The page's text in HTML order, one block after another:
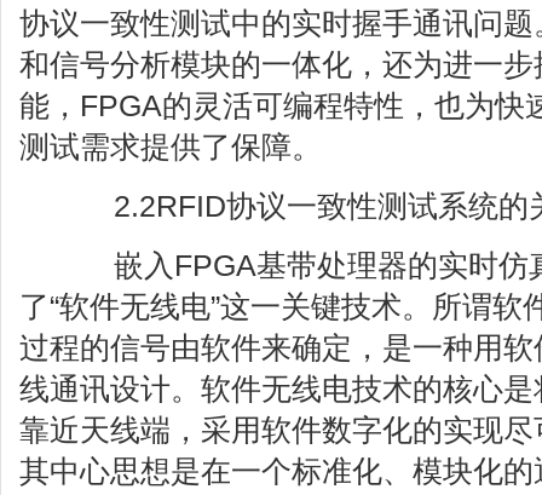
协议一致性测试中的实时握手通讯问
和信号分析模块的一体化，还为进一
能，FPGA的灵活可编程特性，也为快
测试需求提供了保障。
2.2RFID协议一致性测试系统的
嵌入FPGA基带处理器的实时仿
了“软件无线电”这一关键技术。所谓软
过程的信号由软件来确定，是一种用
线通讯设计。软件无线电技术的核心
靠近天线端，采用软件数字化的实现
其中心思想是在一个标准化、模块化